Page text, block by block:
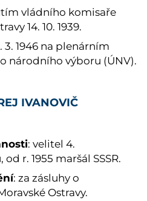
vládního komisaře
14. 10. 1939.
3. 1946 na plenárním
národního výboru (ÚNV).
IVANOVIČ
: velitel 4.
r. 1955 maršál SSSR.
: za zásluhy o
Ostravy.